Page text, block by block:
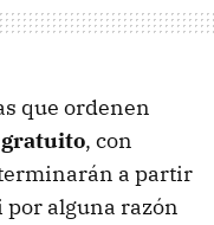
que ordenen
, con
a partir
por alguna razón